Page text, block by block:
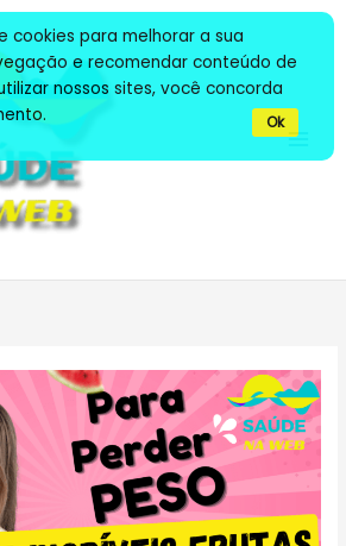
cookies para melhorar a sua
e recomendar conteúdo de
nossos sites, você concorda
Ok